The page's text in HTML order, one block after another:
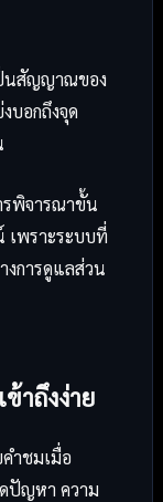
นสัญญาณของ
บอกถึงจุด
พิจารณาขั้น
เพราะระบบที่
งการดูแลส่วน
ข้าถึงง่าย
ำชมเมื่อ
ปัญหา ความ